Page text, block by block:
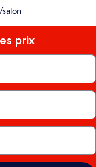
prix